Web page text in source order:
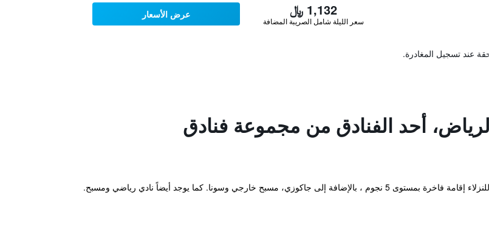
1,132 ﷼
سعر الليلة شامل الصريبة المضافة
عرض الأسعار
عند تسجيل المغادرة.
أحد الفنادق من مجموعة فنادق
مسبح خارجي وسونا. كما يوجد أيضاً نادي رياضي ومسبح.